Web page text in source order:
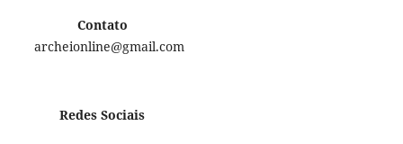
Contato
archeionline@gmail.com
Redes Sociais